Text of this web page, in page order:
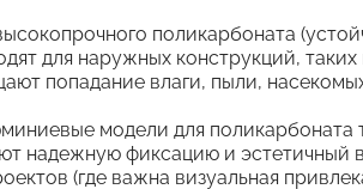
поликарбоната
для наружных конструкций,
попадание влаги, пыли,
модели для
надежную фиксацию и эстетичный
(где важна визуальная